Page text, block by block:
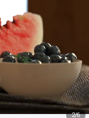
2/6